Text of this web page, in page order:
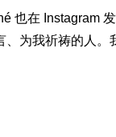
也在 Instagram
、为我祈祷的人。